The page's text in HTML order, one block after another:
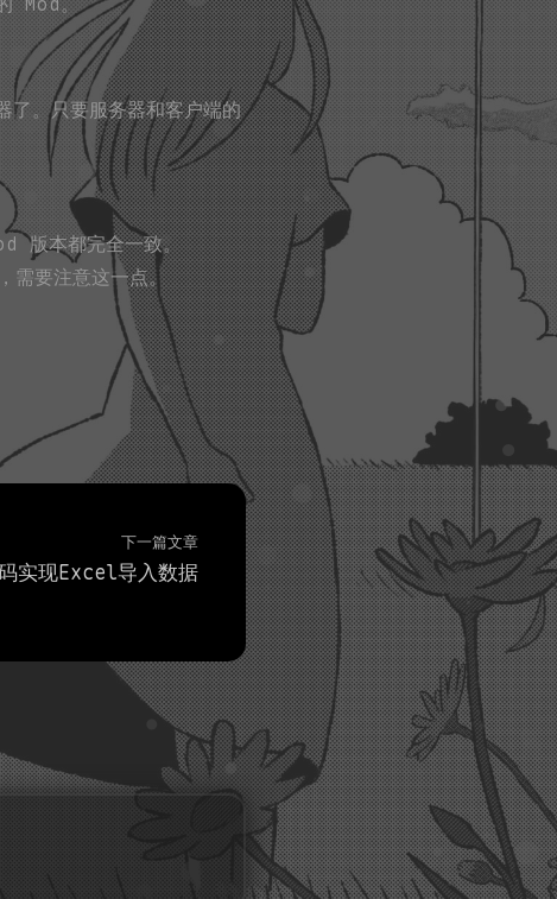
。只要服务器和客户端的
版本都完全一致。
要注意这一点。
下一篇文章
实现Excel导入数据